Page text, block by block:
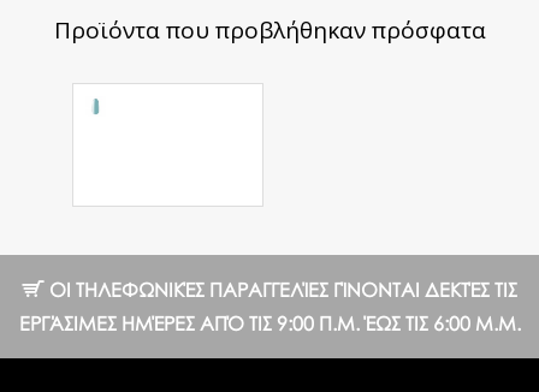
Προϊόντα που προβλήθηκαν πρόσφατα
ΟΙ ΤΗΛΕΦΩΝΙΚΈΣ ΠΑΡΑΓΓΕΛΊΕΣ ΓΊΝΟΝΤΑΙ ΔΕΚΤΈΣ ΤΙΣ
ΕΡΓΆΣΙΜΕΣ ΗΜΈΡΕΣ ΑΠΌ ΤΙΣ 9:00 Π.Μ. ΈΩΣ ΤΙΣ 6:00 Μ.Μ.